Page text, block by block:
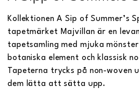
Kollektionen A Sip of Summer’s
tapetmärket Majvillan är en
tapetsamling med mjuka
botaniska element och klassisk
Tapeterna trycks på non‑woven
dem lätta att sätta upp.